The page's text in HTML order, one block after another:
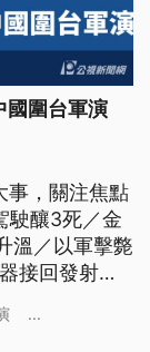
國圍台軍演
事，關注焦點
駛釀3死／金
溫／以軍擊斃
接回發射
...